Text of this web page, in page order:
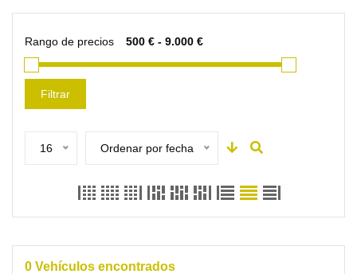
Rango de precios
Filtrar
16 Ordenar por fecha
0 Vehículos encontrados